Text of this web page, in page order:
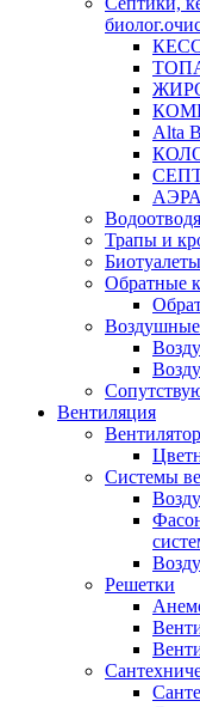
Alta
Трапы и
Обратные
Воздушные
Вентиляция
Системы
Решетки